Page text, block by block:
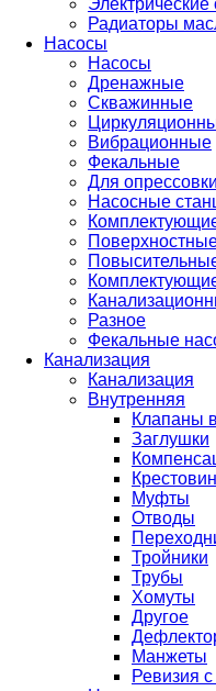
Радиаторы
Насосы
Насосы
Дренажные
Скважинные
Вибрационные
Фекальные
Для опрессовки
Насосные
Разное
Фекальные
Канализация
Канализация
Внутренняя
Клапаны
Заглушки
Муфты
Отводы
Тройники
Трубы
Хомуты
Другое
Манжеты
Ревизия